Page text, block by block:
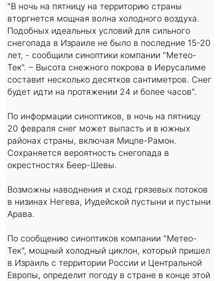
"В ночь на пятницу на территорию страны
вторгнется мощная волна холодного воздуха.
Подобных идеальных условий для сильного
снегопада в Израиле не было в последние 15-20
лет, - сообщили синоптики компании "Метео-
Тек". – Высота снежного покрова в Иерусалиме
составит несколько десятков сантиметров. Снег
будет идти на протяжении 24 и более часов".
По информации синоптиков, в ночь на пятницу
20 февраля снег может выпасть и в южных
районах страны, включая Мицпе-Рамон.
Сохраняется вероятность снегопада в
окрестностях Беер-Шевы.
Возможны наводнения и сход грязевых потоков
в низинах Негева, Иудейской пустыни и пустыни
Арава.
По сообщению синоптиков компании "Метео-
Тек", мощный холодный циклон, который пришел
в Израиль с территории России и Центральной
Европы, определит погоду в стране в конце этой